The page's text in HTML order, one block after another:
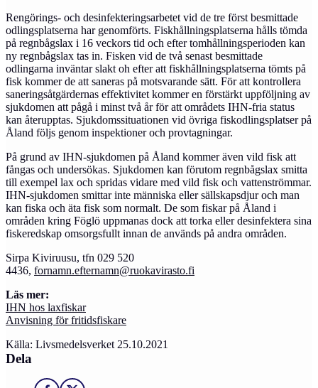
Rengörings- och desinfekteringsarbetet vid de tre först besmittade
odlingsplatserna har genomförts. Fiskhållningsplatserna hålls tömda
på regnbågslax i 16 veckors tid och efter tomhållningsperioden kan
ny regnbågslax tas in. Fisken vid de två senast besmittade
odlingarna inväntar slakt oh efter att fiskhållningsplatserna tömts på
fisk kommer de att saneras på motsvarande sätt. För att kontrollera
saneringsåtgärdernas effektivitet kommer en förstärkt uppföljning av
sjukdomen att pågå i minst två år för att områdets IHN-fria status
kan återupptas. Sjukdomssituationen vid övriga fiskodlingsplatser på
Åland följs genom inspektioner och provtagningar.
På grund av IHN-sjukdomen på Åland kommer även vild fisk att
fångas och undersökas. Sjukdomen kan förutom regnbågslax smitta
till exempel lax och spridas vidare med vild fisk och vattenströmmar.
IHN-sjukdomen smittar inte människa eller sällskapsdjur och man
kan fiska och äta fisk som normalt. De som fiskar på Åland i
områden kring Föglö uppmanas dock att torka eller desinfektera sina
fiskeredskap omsorgsfullt innan de används på andra områden.
Sirpa Kiviruusu, tfn 029 520
4436, fornamn.efternamn@ruokavirasto.fi
Läs mer:
IHN hos laxfiskar
Anvisning för fritidsfiskare
Källa: Livsmedelsverket 25.10.2021
Dela